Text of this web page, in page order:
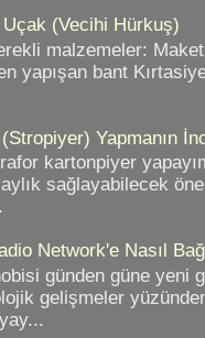
(Vecihi Hürkuş)
malzemeler: Maket
yapışan bant
Yapmanın
kartonpiyer
sağlayabilecek
Network'e Nasıl
günden güne yeni
gelişmeler